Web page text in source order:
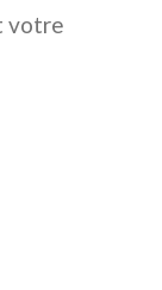
votre